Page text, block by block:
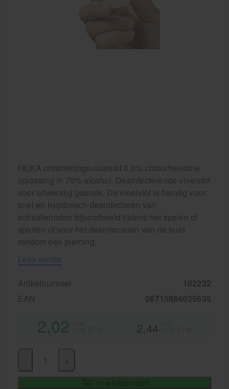
HEKA ontsmettingsvloeistof 0,3% chloorhexidine
oplossing in 70% alcohol. Desinfecterende vloeistof
voor uitwendig gebruik. De vloeistof is handig voor
snel en hygiënisch desinfecteren van
schaafwonden bijvoorbeeld tijdens het spelen of
sporten of voor het desinfecteren van de huid
rondom een piercing.
Lees verder
Artikelnummer
102232
EAN
08715886025635
2,02 2,44
In winkelmand